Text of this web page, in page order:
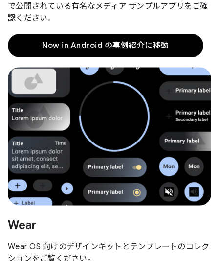
で公開されている有名なメディア サンプルアプリをご確
認ください。
Now in Android の事例紹介に移動
Wear
Wear OS 向けのデザインキットとテンプレートのコレク
ションをご覧ください。